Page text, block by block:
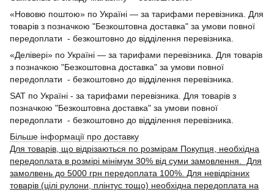
«Нововю поштою» по Україні — за тарифами перевізника. Для
товарів з позначкою "Безкоштовна доставка" за умови повної
передоплати - безкоштовно до відділення перевізника.
«Делівері» по Україні — за тарифами перевізника. Для товарів
з позначкою "Безкоштовна доставка" за умови повної
передоплати - безкоштовно до відділення перевізника.
SAT по Україні - за тарифами перевізника. Для товарів з
позначкою "Безкоштовна доставка" за умови повної
передоплати - безкоштовно до відділення перевізника.
Більше інформації про доставку
Для товарів, що відрізаються по розмірам Покупця, необхідна
передоплата в розмірі мінімум 30% від суми замовлення. Для
замолвень до 5000 грн передоплата 100%. Для невідрізних
товарів (цілі рулони, плінтус тощо) необхідна передоплата на